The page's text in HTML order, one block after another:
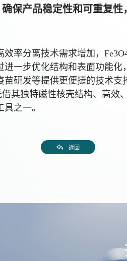
保产品稳定性和可重复
率分离技术需求增加，
进一步优化结构和表面功能
研发等提供更便捷的技术支
借其独特磁性核壳结构、高效
之一。
返回